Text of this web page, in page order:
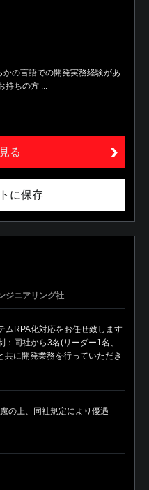
かの言語での開発実務経験があ
持ちの方 ...
る
に保存
ジニアリング社
ムRPA化対応をお任せ致します
：同社から3名(リーダー1名、
共に開発業務を行っていただき
の上、同社規定により優遇